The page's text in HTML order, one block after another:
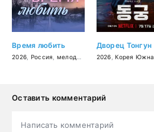
Время любить
2026 Россия мелодрама
Дворец Тонгун
2026 ,Корея
Оставить комментарий
Написать комментарий